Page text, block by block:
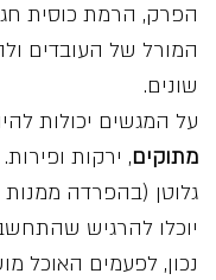
הפרק, הרמת כוסית
המורל של העובדים
שונים.
על המגשים יכולות
מתוקים, ירקות
גלוטן (בהפרדה
יוכלו להרגיש
נכון, לפעמים האוכל